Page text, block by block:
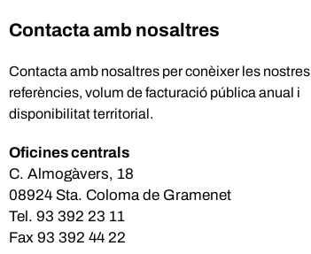
Contacta amb nosaltres
Contacta amb nosaltres per conèixer les nostres
referències, volum de facturació pública anual i
disponibilitat territorial.
Oficines centrals
C. Almogàvers, 18
08924 Sta. Coloma de Gramenet
Tel. 93 392 23 11
Fax 93 392 44 22